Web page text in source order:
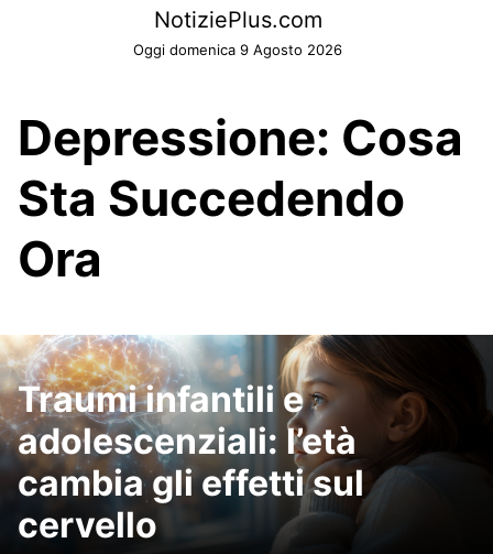
NotiziePlus.com
Oggi domenica 9 Agosto 2026
Depressione: Cosa
Sta Succedendo
Ora
Traumi infantili e
adolescenziali: l’età
cambia gli effetti sul
cervello